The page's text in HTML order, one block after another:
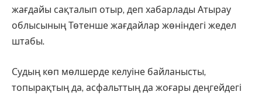
жағдайы сақталып отыр, деп хабарлады Атырау
облысының Төтенше жағдайлар жөніндегі жедел
штабы.
Судың көп мөлшерде келуіне байланысты,
топырақтың да, асфальттың да жоғары деңгейдегі